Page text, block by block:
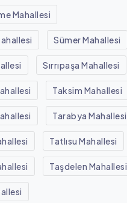
Mahallesi
Sümer Mahallesi
Sırrıpaşa Mahallesi
Taksim Mahallesi
Tarabya Mahallesi
Tatlısu Mahallesi
Taşdelen Mahallesi